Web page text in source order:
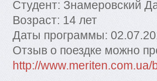
Студент: Знамеровский
Возраст: 14 лет
Даты программы:
Отзыв о поездке можно
http://